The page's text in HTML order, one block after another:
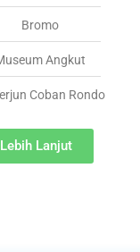
Bromo
Angkut
Coban Rondo
Lebih Lanjut